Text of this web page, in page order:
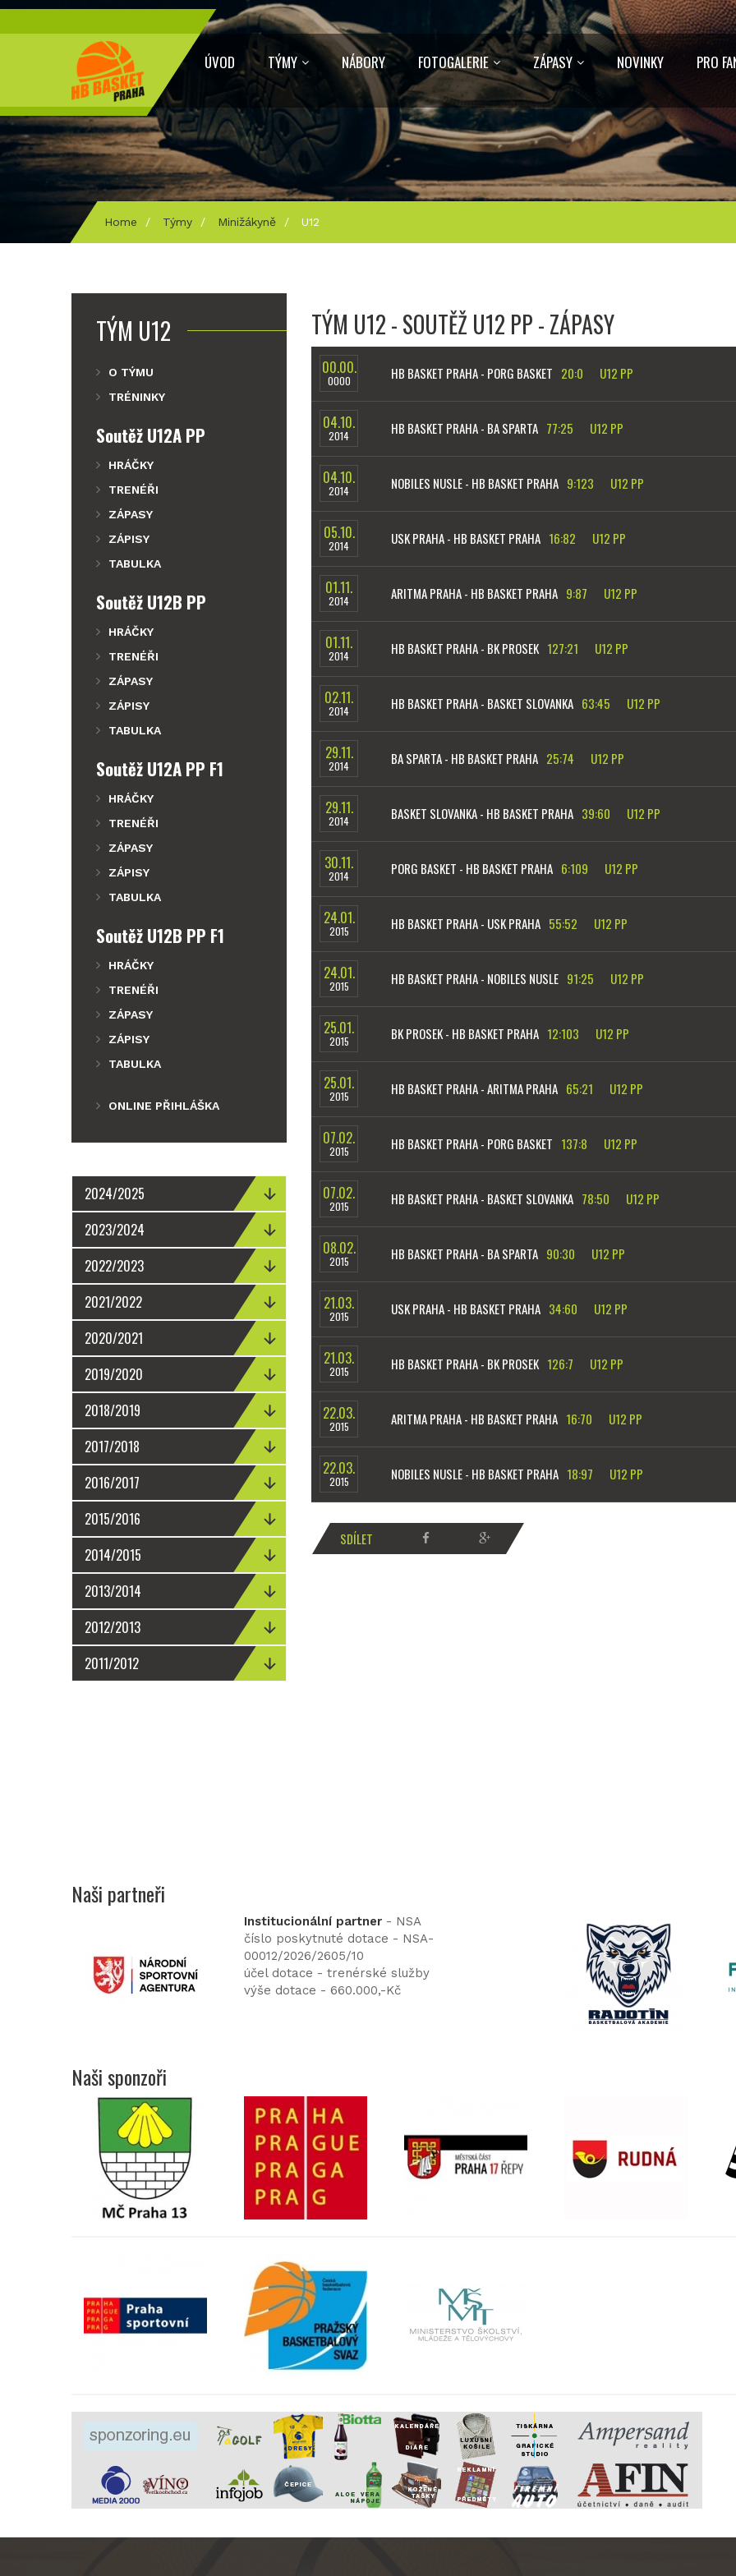
ÚVOD TÝMY NÁBORY FOTOGALERIE ZÁPASY NOVINKY PRO
Home / Týmy / Minižákyně / U12
TÝM U12
O TÝMU
TRÉNINKY
Soutěž U12A PP
HRÁČKY
TRENÉŘI
ZÁPASY
ZÁPISY
TABULKA
Soutěž U12B PP
HRÁČKY
TRENÉŘI
ZÁPASY
ZÁPISY
TABULKA
Soutěž U12A PP F1
HRÁČKY
TRENÉŘI
ZÁPASY
ZÁPISY
TABULKA
Soutěž U12B PP F1
HRÁČKY
TRENÉŘI
ZÁPASY
ZÁPISY
TABULKA
ONLINE PŘIHLÁŠKA
2024/2025
2023/2024
2022/2023
2021/2022
2020/2021
2019/2020
2018/2019
2017/2018
2016/2017
2015/2016
2014/2015
2013/2014
2012/2013
2011/2012
TÝM U12 - SOUTĚŽ U12 PP - ZÁPASY
00.00.
0000 HB BASKET PRAHA - PORG BASKET 20:0 U12 PP
04.10.
2014 HB BASKET PRAHA - BA SPARTA 77:25 U12 PP
04.10.
2014 NOBILES NUSLE - HB BASKET PRAHA 9:123 U12 PP
05.10.
2014 USK PRAHA - HB BASKET PRAHA 16:82 U12 PP
01.11.
2014 ARITMA PRAHA - HB BASKET PRAHA 9:87 U12 PP
01.11.
2014 HB BASKET PRAHA - BK PROSEK 127:21 U12 PP
02.11.
2014 HB BASKET PRAHA - BASKET SLOVANKA 63:45 U12 PP
29.11.
2014 BA SPARTA - HB BASKET PRAHA 25:74 U12 PP
29.11.
2014 BASKET SLOVANKA - HB BASKET PRAHA 39:60 U12 PP
30.11.
2014 PORG BASKET - HB BASKET PRAHA 6:109 U12 PP
24.01.
2015 HB BASKET PRAHA - USK PRAHA 55:52 U12 PP
24.01.
2015 HB BASKET PRAHA - NOBILES NUSLE 91:25 U12 PP
25.01.
2015 BK PROSEK - HB BASKET PRAHA 12:103 U12 PP
25.01.
2015 HB BASKET PRAHA - ARITMA PRAHA 65:21 U12 PP
07.02.
2015 HB BASKET PRAHA - PORG BASKET 137:8 U12 PP
07.02.
2015 HB BASKET PRAHA - BASKET SLOVANKA 78:50 U12 PP
08.02.
2015 HB BASKET PRAHA - BA SPARTA 90:30 U12 PP
21.03.
2015 USK PRAHA - HB BASKET PRAHA 34:60 U12 PP
21.03.
2015 HB BASKET PRAHA - BK PROSEK 126:7 U12 PP
22.03.
2015 ARITMA PRAHA - HB BASKET PRAHA 16:70 U12 PP
22.03.
2015 NOBILES NUSLE - HB BASKET PRAHA 18:97 U12 PP
SDÍLET
Naši partneři
Institucionální partner - NSA
číslo poskytnuté dotace - NSA-
00012/2026/2605/10
účel dotace - trenérské služby
výše dotace - 660.000,-Kč
Naši sponzoři